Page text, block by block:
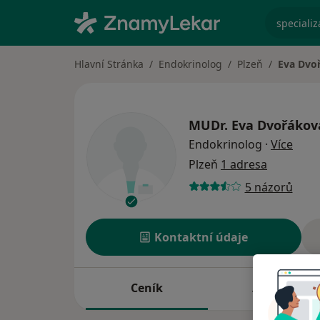
Hlavní Stránka Endokrinolog Plzeň Eva
MUDr. Eva
Endokrinolog · Více
Plzeň 1 adresa
5 názorů
Kontaktní údaje
Ceník Adresy